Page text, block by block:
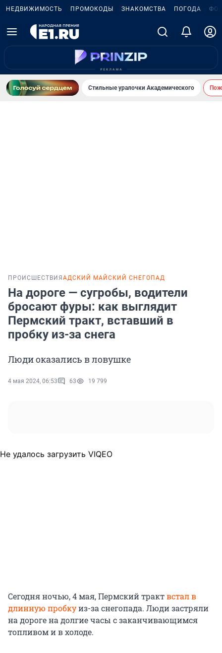
НЕДВИЖИМОСТЬ ПРОМОКОДЫ ЗНАКОМСТВА ПОГОДА
Стильные уралочки Академического
ПРОИСШЕСТВИЯ АДСКИЙ МАЙСКИЙ СНЕГОПАД
На дороге — сугробы, водители
бросают фуры: как выглядит
Пермский тракт, вставший в
пробку из-за снега
Люди оказались в ловушке
4 мая 2024, 06:53 63 19 799
Не удалось загрузить VIQEO
Сегодня ночью, 4 мая, Пермский трактвстал в
длинную пробкуиз-за снегопада. Люди застряли
на дороге на долгие часы с заканчивающимся
топливом и в холоде.